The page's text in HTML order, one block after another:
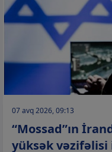
07 avq 2026, 09:13
“Mossad”ın
yüksək vəzifəlisi